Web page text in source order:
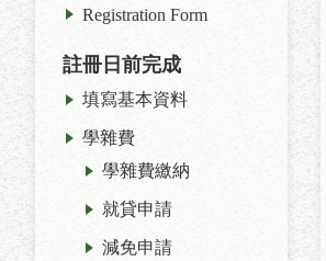
Registration Form
註冊日前完成
填寫基本資料
學雜費
學雜費繳納
就貸申請
減免申請